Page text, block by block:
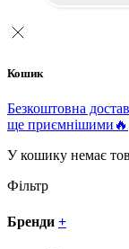
Кошик
Безкоштовна
ще приємнішими🔥
У кошику немає
Фільтр
Бренди +